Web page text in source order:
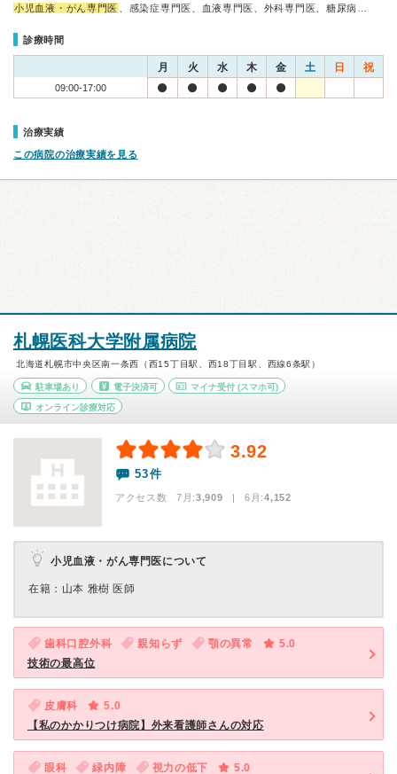
小児血液・がん専門医 、感染症専門医、血液専門医、外科専門医、糖尿病…
診療時間
月 火 水 木 金 土 日 祝
09:00-17:00
治療実績
この病院の治療実績を見る
札幌医科大学附属病院
北海道札幌市中央区南一条西（西15丁目駅、西18丁目駅、西線6条駅）
駐車場あり 電子決済可 マイナ受付 (スマホ可)
オンライン診療対応
3.92
53件
アクセス数 7月:3,909 | 6月:4,152
小児血液・がん専門医について
在籍：山本 雅樹 医師
歯科口腔外科 親知らず 顎の異常
5.0
技術の最高位
皮膚科
5.0
【私のかかりつけ病院】外来看護師さんの対応
眼科 緑内障 視力の低下
5.0